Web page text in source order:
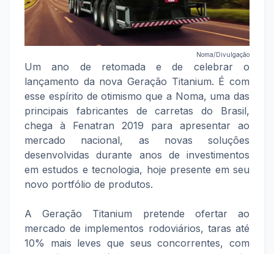
Noma/Divulgação
Um ano de retomada e de celebrar o
lançamento da nova Geração Titanium. É com
esse espírito de otimismo que a Noma, uma das
principais fabricantes de carretas do Brasil,
chega à Fenatran 2019 para apresentar ao
mercado nacional, as novas soluções
desenvolvidas durante anos de investimentos
em estudos e tecnologia, hoje presente em seu
novo portfólio de produtos.
A Geração Titanium pretende ofertar ao
mercado de implementos rodoviários, taras até
10% mais leves que seus concorrentes, com